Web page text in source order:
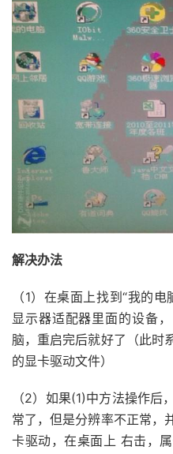
解决办法
（1）在桌面上找到“我的
显示器适配器里面的设备
脑，重启完后就好了（此时
的显卡驱动文件）
（2）如果(1)中方法操作后
常了，但是分辨率不正常，
卡驱动，在桌面上 右击，